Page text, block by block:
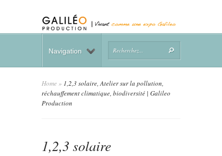
Navigation
Home » 1,2,3 solaire, Atelier sur la pollution,
réchauffement climatique, biodiversité | Galileo
Production
1,2,3 solaire